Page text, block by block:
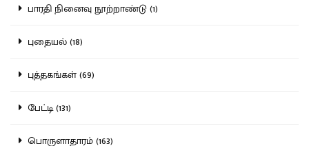
பாரதி நினைவு நூற்றாண்டு (1)
புதையல் (18)
புத்தகங்கள் (69)
பேட்டி (131)
பொருளாதாரம் (163)